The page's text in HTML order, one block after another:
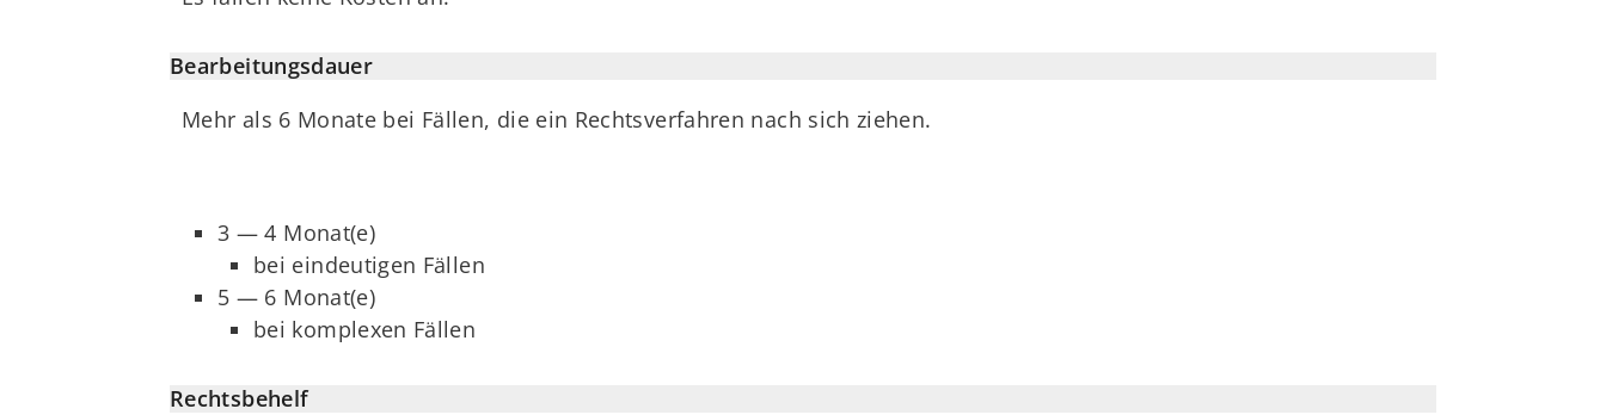
Bearbeitungsdauer
Mehr als 6 Monate bei Fällen, die ein Rechtsverfahren nach sich ziehen.
3 — 4 Monat(e)
bei eindeutigen Fällen
5 — 6 Monat(e)
bei komplexen Fällen
Rechtsbehelf